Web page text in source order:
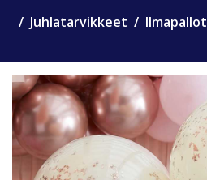
Juhlatarvikkeet Ilmapallot